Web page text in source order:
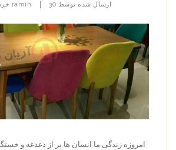
ارسال شده توسط ramin 30 خرداد 1397
امروزه زندگی ما انسان ها پر از دغدغه و